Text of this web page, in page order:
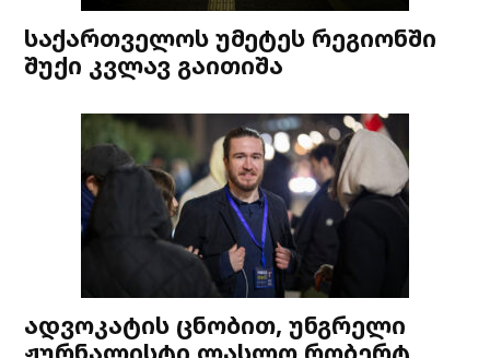
საქართველოს უმეტეს რეგიონში
შუქი კვლავ გაითიშა
ადვოკატის ცნობით, უნგრელი